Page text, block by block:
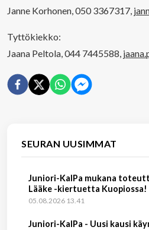
Janne Korhonen, 050 3367317,
Tyttökiekko:
Jaana Peltola, 044 7445588,
SEURAN UUSIMMAT
Juniori-KalPa mukana
Lääke -kiertuetta Kuopiossa!
05.08.2026 13.41
Juniori-KalPa - Uusi kausi